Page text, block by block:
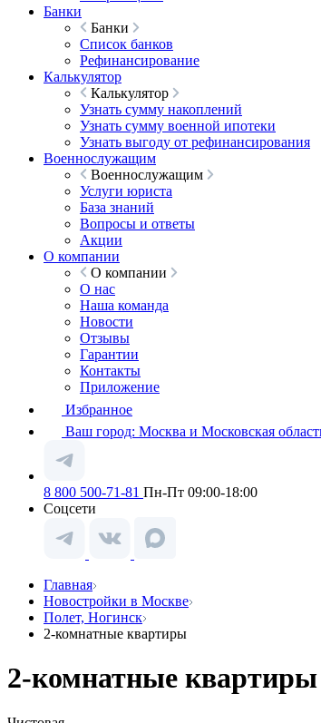
Банки
Банки
Список банков
Рефинансирование
Калькулятор
Калькулятор
Узнать сумму накоплений
Узнать сумму военной ипотеки
Узнать выгоду от рефинансирования
Военнослужащим
Военнослужащим
Услуги юриста
База знаний
Вопросы и ответы
Акции
О компании
О компании
О нас
Наша команда
Новости
Отзывы
Гарантии
Контакты
Приложение
Избранное
Ваш город: Москва и Московская
8 800 500-71-81 Пн-Пт 09:00-18:00
Соцсети
Главная
Новостройки в Москве
Полет, Ногинск
2-комнатные квартиры
2-комнатные